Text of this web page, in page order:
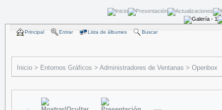
Principal Entrar Lista de álbumes Buscar
Inicio > Entornos Gráficos > Administradores de Ventanas > Openbox